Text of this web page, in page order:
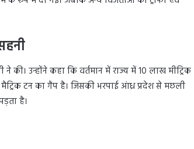
की। उन्होंने कहा कि वर्तमान में राज्य में 10 लाख मीट्रिक
टन का गैप है। जिसकी भरपाई आंध्र प्रदेश से मछली
है।